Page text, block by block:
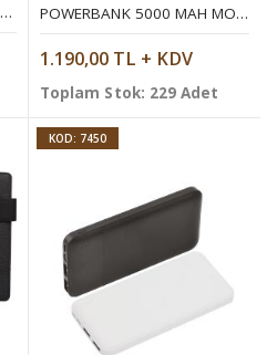
POWERBANK 1000 MAH BAMBU WIRELESS MOBIL ŞARJ CIHAZI POWERBANK 5000 MAH MOBIL ŞARJ CIHAZI
1.190,00 TL + KDV
Toplam Stok: 229 Adet
KOD: 7450